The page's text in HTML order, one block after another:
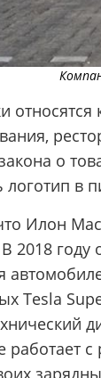
о
логотип в
Илон
2018 году
Tesla
работает